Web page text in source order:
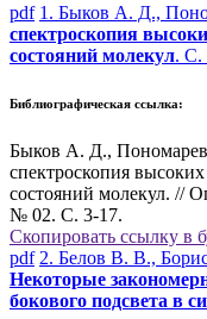
pdf 1. Быков А. Д.,
спектроскопия
состояний молекул. С.
Библиографическая ссылка:
Быков А. Д.,
спектроскопия
состояний молекул. //
№ 02. С. 3-17.
Скопировать ссылку в
pdf 2. Белов В. В.,
Некоторые
бокового подсвета в